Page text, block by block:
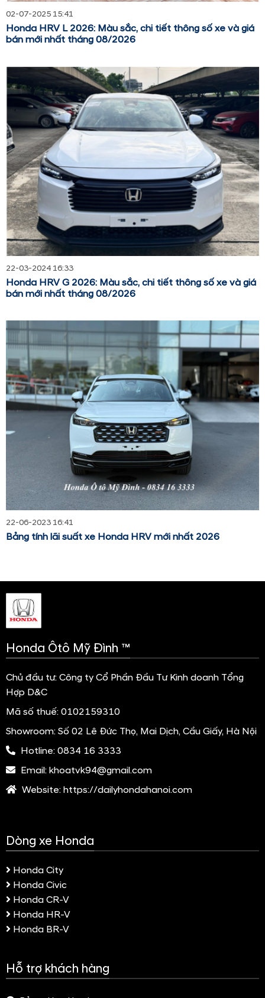
02-07-2025 15:41
Honda HRV L 2026: Màu sắc, chi tiết thông số xe và giá
bán mới nhất tháng 08/2026
22-03-2024 16:33
Honda HRV G 2026: Màu sắc, chi tiết thông số xe và giá
bán mới nhất tháng 08/2026
22-06-2023 16:41
Bảng tính lãi suất xe Honda HRV mới nhất 2026
Honda Ôtô Mỹ Đình ™
Chủ đầu tư: Công ty Cổ Phần Đầu Tư Kinh doanh Tổng
Hợp D&C
Mã số thuế: 0102159310
Showroom: Số 02 Lê Đức Thọ, Mai Dịch, Cầu Giấy, Hà Nội
Hotline: 0834 16 3333
Email: khoatvk94@gmail.com
Website: https://dailyhondahanoi.com
Dòng xe Honda
Honda City
Honda Civic
Honda CR-V
Honda HR-V
Honda BR-V
Hỗ trợ khách hàng